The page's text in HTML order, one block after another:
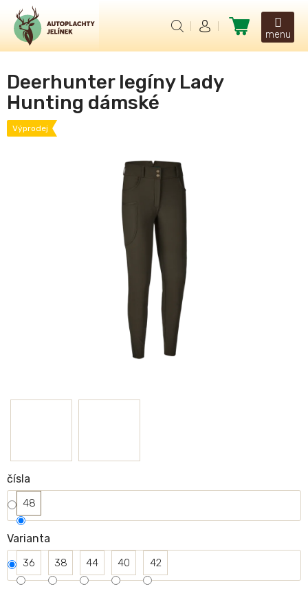
obsah
Nákupní
košík
Deerhunter legíny Lady
Hunting dámské
Výprodej
čísla
48
Varianta
36 38 44 40 42